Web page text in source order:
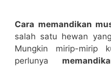
Cara memandikan
salah satu hewan
Mungkin mirip-mirip
perlunya